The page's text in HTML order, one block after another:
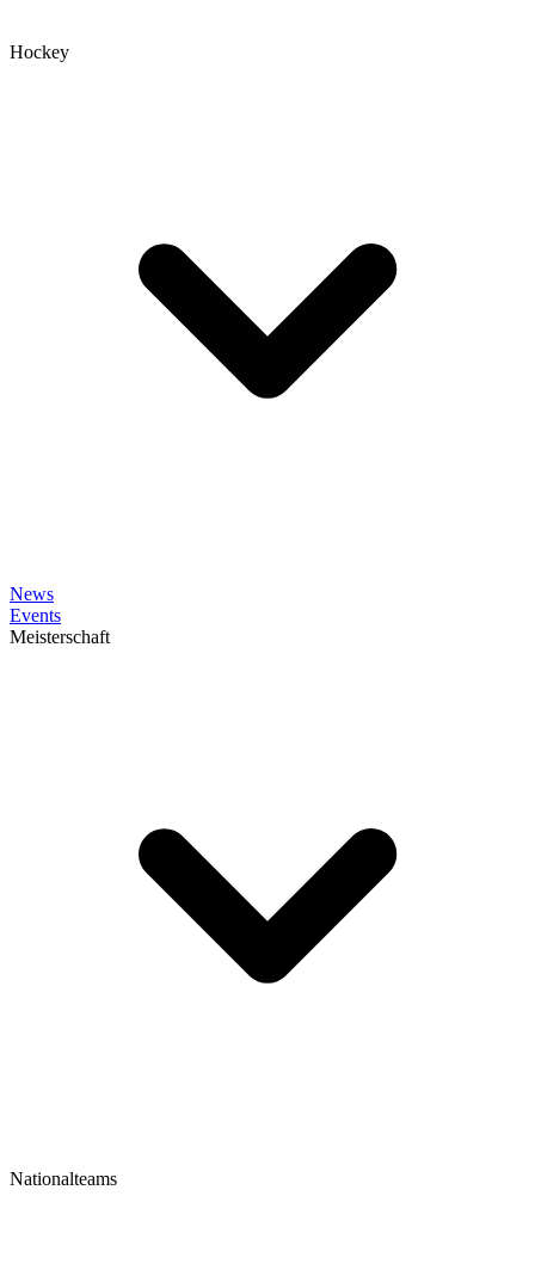
Hockey
News
Events
Meisterschaft
Nationalteams